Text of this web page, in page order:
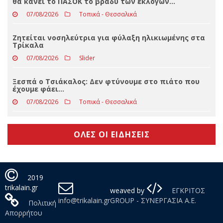
Eφυγε από τη ζωή ο Γρηγόριος Αποσ. Γκανάς
07/08/2026 Δελτία Τύπου
Γ. Σακελλαρίου: Μπορεί κάποιος να συμπεράνει τι
θα κάνει το ΠΑΣΟΚ το βράδυ των εκλογών…
07/08/2026 Τοπικά - Θεσσαλικά
Ζητείται νοσηλεύτρια για φύλαξη ηλικιωμένης στα
Τρίκαλα
07/08/2026 Slider
Ξεσπά ο Τσιάκαλος: Δεν φτύνουμε στο πιάτο που
07/08/2026 Τοπικά - Θεσσαλικά